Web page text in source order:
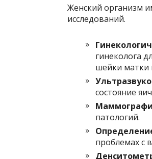
Женский организм
исследований.
гинеколога
шейки матки
состояние
патологий.
проблемах с